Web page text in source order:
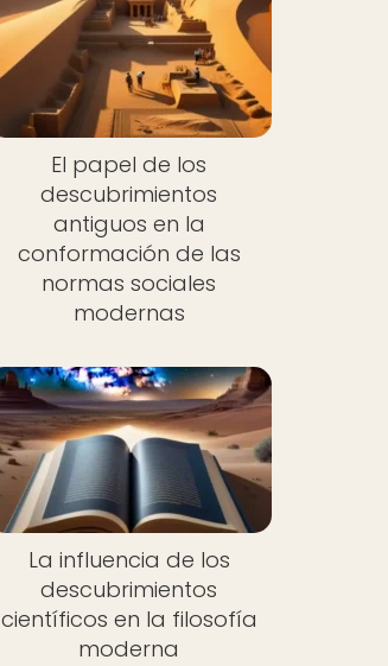
El papel de los
descubrimientos
antiguos en la
conformación de las
normas sociales
modernas
La influencia de los
descubrimientos
científicos en la filosofía
moderna